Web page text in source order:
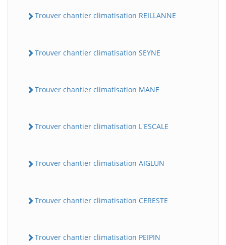
Trouver chantier climatisation REILLANNE
Trouver chantier climatisation SEYNE
Trouver chantier climatisation MANE
Trouver chantier climatisation L'ESCALE
Trouver chantier climatisation AIGLUN
Trouver chantier climatisation CERESTE
Trouver chantier climatisation PEIPIN